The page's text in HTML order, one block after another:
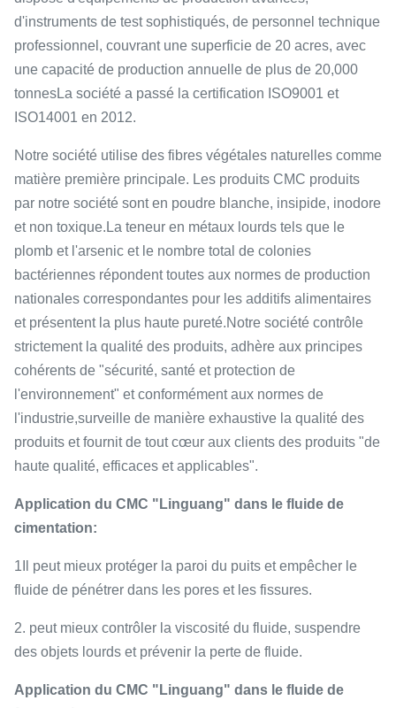
d'instruments de test sophistiqués, de personnel technique
professionnel, couvrant une superficie de 20 acres, avec
une capacité de production annuelle de plus de 20,000
tonnesLa société a passé la certification ISO9001 et
ISO14001 en 2012.
Notre société utilise des fibres végétales naturelles comme
matière première principale. Les produits CMC produits
par notre société sont en poudre blanche, insipide, inodore
et non toxique.La teneur en métaux lourds tels que le
plomb et l'arsenic et le nombre total de colonies
bactériennes répondent toutes aux normes de production
nationales correspondantes pour les additifs alimentaires
et présentent la plus haute pureté.Notre société contrôle
strictement la qualité des produits, adhère aux principes
cohérents de "sécurité, santé et protection de
l'environnement" et conformément aux normes de
l'industrie,surveille de manière exhaustive la qualité des
produits et fournit de tout cœur aux clients des produits "de
haute qualité, efficaces et applicables".
Application du CMC "Linguang" dans le fluide de
cimentation:
1Il peut mieux protéger la paroi du puits et empêcher le
fluide de pénétrer dans les pores et les fissures.
2. peut mieux contrôler la viscosité du fluide, suspendre
des objets lourds et prévenir la perte de fluide.
Application du CMC "Linguang" dans le fluide de